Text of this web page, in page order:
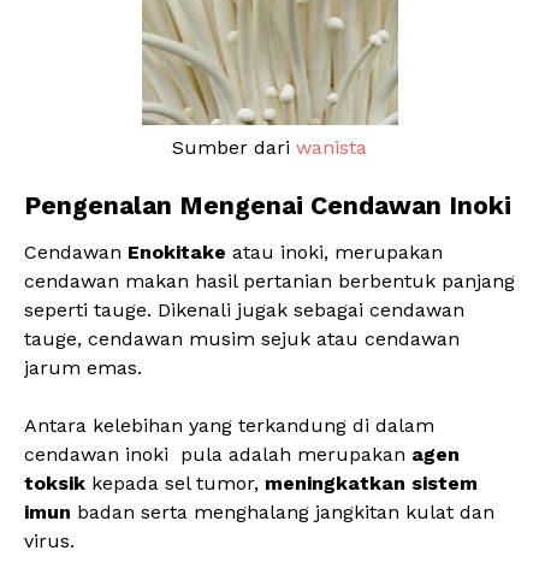
Sumber dari wanista
Pengenalan Mengenai Cendawan Inoki
Cendawan Enokitake atau inoki, merupakan
cendawan makan hasil pertanian berbentuk panjang
seperti tauge. Dikenali jugak sebagai cendawan
tauge, cendawan musim sejuk atau cendawan
jarum emas.
Antara kelebihan yang terkandung di dalam
cendawan inoki pula adalah merupakan agen
toksik kepada sel tumor, meningkatkan sistem
imun badan serta menghalang jangkitan kulat dan
virus.